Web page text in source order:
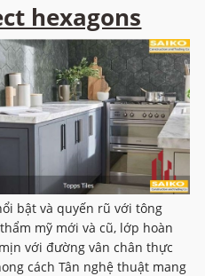
hexagons
bật và quyến rũ với tông
mỹ mới và cũ, lớp hoàn
với đường vân chân thực
cách Tân nghệ thuật mang